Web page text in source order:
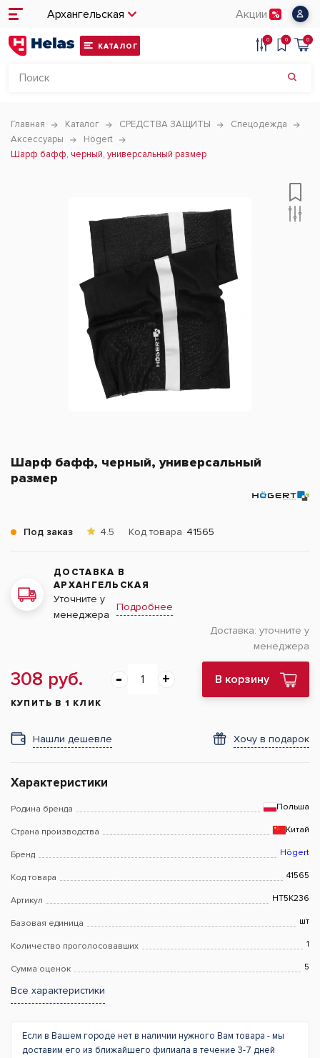
Архангельская Акции
КАТАЛОГ
0 0 0
Главная Каталог СРЕДСТВА ЗАЩИТЫ
Спецодежда
Аксессуары
Högert
Шарф бафф, черный, универсальный размер
Шарф бафф, черный, универсальный
размер
Под заказ 4.5 Код товара 41565
ДОСТАВКА В
АРХАНГЕЛЬСКАЯ
Уточните у
менеджера
Подробнее
Доставка: уточните у
менеджера
308 руб. В корзину
КУПИТЬ В 1 КЛИК
Нашли дешевле Хочу в подарок
Характеристики
Родина бренда Польша
Страна производства Китай
Бренд Högert
Код товара 41565
Артикул HT5K236
Базовая единица шт
Количество проголосовавших 1
Сумма оценок 5
Все характеристики
Если в Вашем городе нет в наличии нужного Вам товара - мы
доставим его из ближайшего филиала в течение 3-7 дней